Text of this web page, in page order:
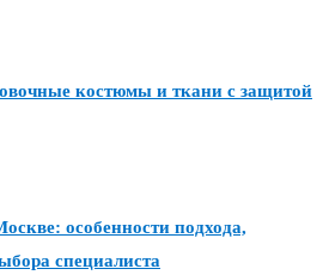
костюмы и ткани с защитой
особенности подхода,
специалиста